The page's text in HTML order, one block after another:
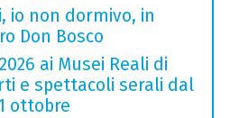
io non dormivo, in
Don Bosco
ai Musei Reali di
e spettacoli serali dal
ottobre